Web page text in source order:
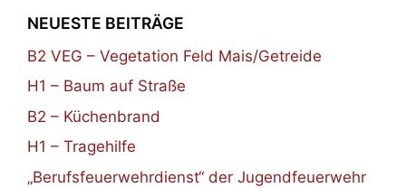
NEUESTE BEITRÄGE
B2 VEG – Vegetation Feld Mais/Getreide
H1 – Baum auf Straße
B2 – Küchenbrand
H1 – Tragehilfe
„Berufsfeuerwehrdienst“ der Jugendfeuerwehr